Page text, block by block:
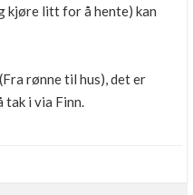
kjøre litt for å hente) kan
rønne til hus), det er
tak i via Finn.